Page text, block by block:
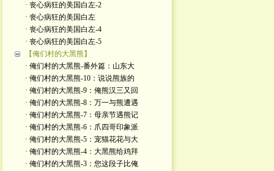
· 丧心病狂的美国白左-2
· 丧心病狂的美国白左
· 丧心病狂的美国白左-4
· 丧心病狂的美国白左-5
【俺们村的大黑熊】
· 俺们村的大黑熊-番外篇：山东大
· 俺们村的大黑熊-10：说说熊族的
· 俺们村的大黑熊-9：俺熊汉三又回
· 俺们村的大黑熊-8：万一与熊遭遇
· 俺们村的大黑熊-7：母亲节遇熊记
· 俺们村的大黑熊-6：爪四哥印象派
· 俺们村的大黑熊-5：宠猫花花与大
· 俺们村的大黑熊-4：大黑熊给鸡拜
· 俺们村的大黑熊-3：您这段子比俺